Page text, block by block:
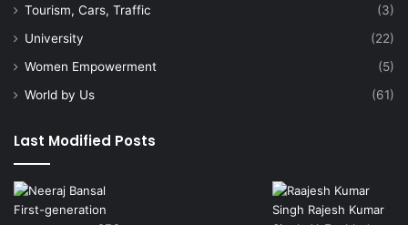
Tourism, Cars, Traffic
(3)
University
(22)
Women Empowerment
(5)
World by Us
(61)
Last Modified Posts